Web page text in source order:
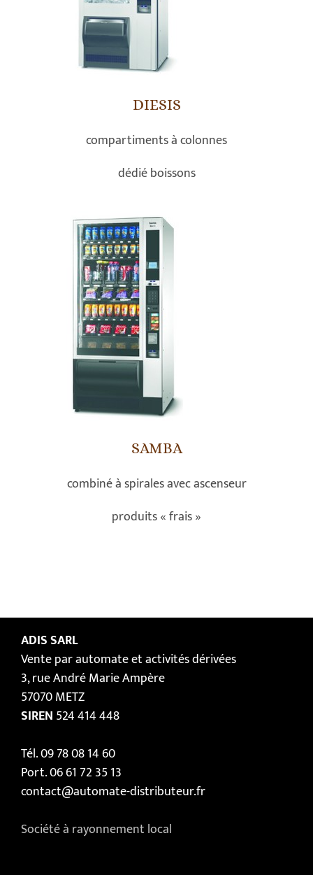
DIESIS
compartiments à colonnes
dédié boissons
SAMBA
combiné à spirales avec ascenseur
produits « frais »
ADIS SARL
Vente par automate et activités dérivées
3, rue André Marie Ampère
57070 METZ
SIREN 524 414 448
Tél. 09 78 08 14 60
Port. 06 61 72 35 13
contact@automate-distributeur.fr
Société à rayonnement local